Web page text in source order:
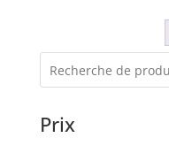
Prix